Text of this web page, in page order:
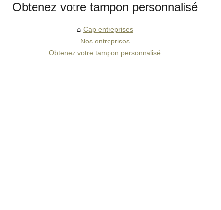
Obtenez votre tampon personnalisé
Cap entreprises
Nos entreprises
Obtenez votre tampon personnalisé